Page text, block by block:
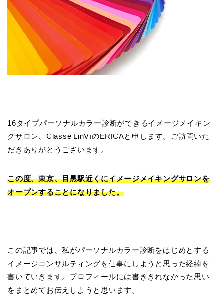
16タイプパーソナルカラー診断ができるイメージメイキン
グサロン、Classe LinVíのERICAと申します。ご訪問いた
だきありがとうございます。
この度、東京、目黒駅近くにイメージメイキングサロンを
オープンすることになりました。
この記事では、私がパーソナルカラー診断をはじめとする
イメージコンサルティングを仕事にしようと思った経緯を
書いていきます。プロフィールには書ききれなかった思い
をまとめてお伝えしようと思います。